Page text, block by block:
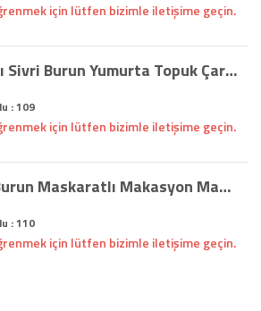
için lütfen bizimle iletişime geçin.
5 Bağlı Sivri Burun Yumurta Topuk Çarşamba Ayakkabısı (109)
: 109
için lütfen bizimle iletişime geçin.
Sivri Burun Maskaratlı Makasyon Makasyon Çarşamba Ayakkabısı (110)
: 110
için lütfen bizimle iletişime geçin.